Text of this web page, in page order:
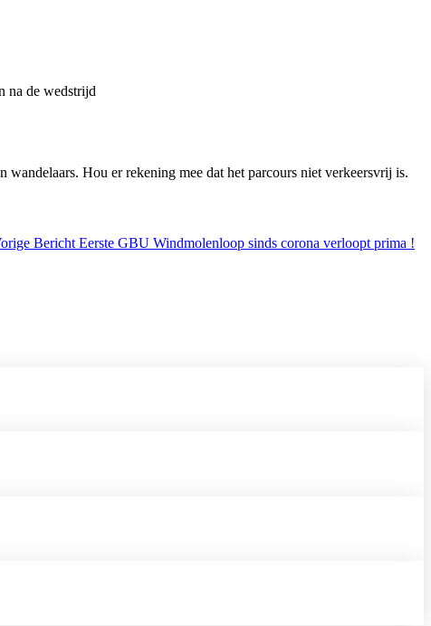
na de wedstrijd
Hou er rekening mee dat het parcours niet verkeersvrij is.
Bericht Eerste GBU Windmolenloop sinds corona verloopt prima !